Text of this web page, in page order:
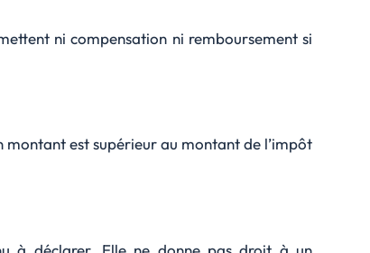
ni compensation ni remboursement si
montant est supérieur au montant de l’impôt